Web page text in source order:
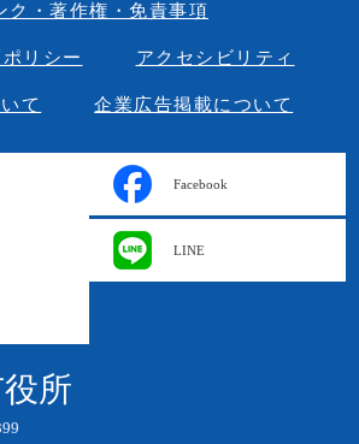
ク・著作権・免責事項
リシー アクセシビリティ
て 企業広告掲載について
Facebook
LINE
所